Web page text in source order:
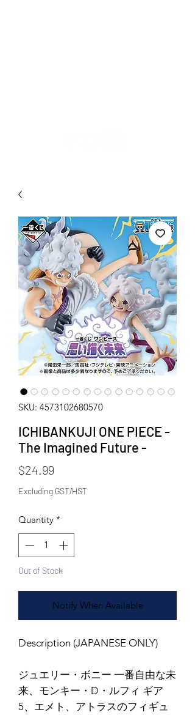
WECHAT 微信諮詢
SKU: 4573102680570
ICHIBANKUJI ONE PIECE -
The Imagined Future -
$24.99
Excluding GST/HST
Quantity *
Out of Stock
Notify When Available
Description (JAPANESE ONLY)
ジュエリー・ボニー 一番自由な未
来、モンキー・D・ルフィ ギア
5、エメト、アトラスのフィギュ